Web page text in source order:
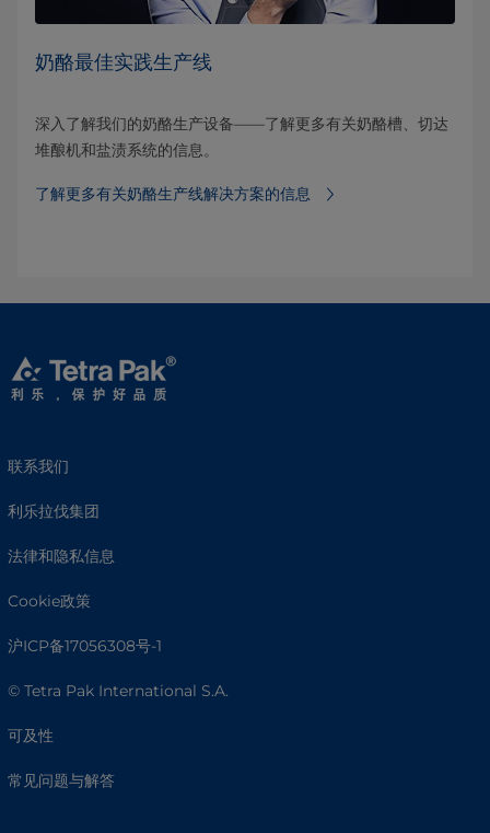
奶酪最佳实践生产线
深入了解我们的奶酪生产设备——了解更多有关奶酪槽、切达
堆酿机和盐渍系统的信息。
了解更多有关奶酪生产线解决方案的信息
联系我们
利乐拉伐集团
法律和隐私信息
Cookie政策
沪ICP备17056308号-1
© Tetra Pak International S.A.
可及性
常见问题与解答